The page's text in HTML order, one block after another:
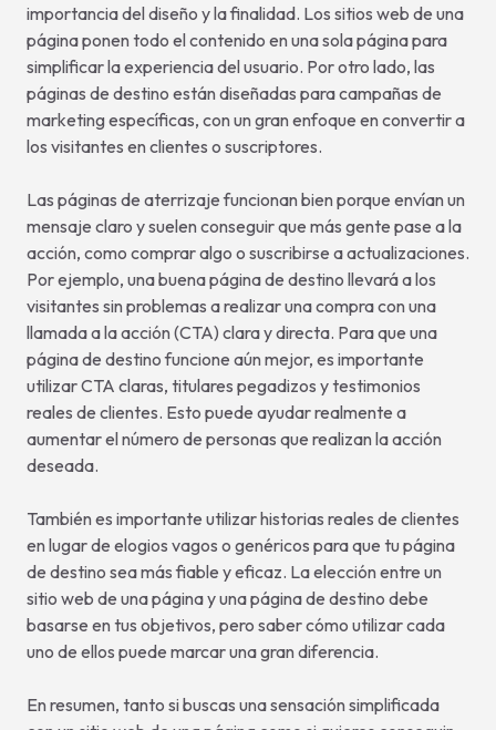
importancia del diseño y la finalidad. Los sitios web de una
página ponen todo el contenido en una sola página para
simplificar la experiencia del usuario. Por otro lado, las
páginas de destino están diseñadas para campañas de
marketing específicas, con un gran enfoque en convertir a
los visitantes en clientes o suscriptores.
Las páginas de aterrizaje funcionan bien porque envían un
mensaje claro y suelen conseguir que más gente pase a la
acción, como comprar algo o suscribirse a actualizaciones.
Por ejemplo, una buena página de destino llevará a los
visitantes sin problemas a realizar una compra con una
llamada a la acción (CTA) clara y directa. Para que una
página de destino funcione aún mejor, es importante
utilizar CTA claras, titulares pegadizos y testimonios
reales de clientes. Esto puede ayudar realmente a
aumentar el número de personas que realizan la acción
deseada.
También es importante utilizar historias reales de clientes
en lugar de elogios vagos o genéricos para que tu página
de destino sea más fiable y eficaz. La elección entre un
sitio web de una página y una página de destino debe
basarse en tus objetivos, pero saber cómo utilizar cada
uno de ellos puede marcar una gran diferencia.
En resumen, tanto si buscas una sensación simplificada